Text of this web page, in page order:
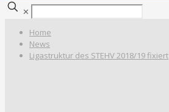
✕
Home
News
Ligastruktur des STEHV 2018/19 fixiert